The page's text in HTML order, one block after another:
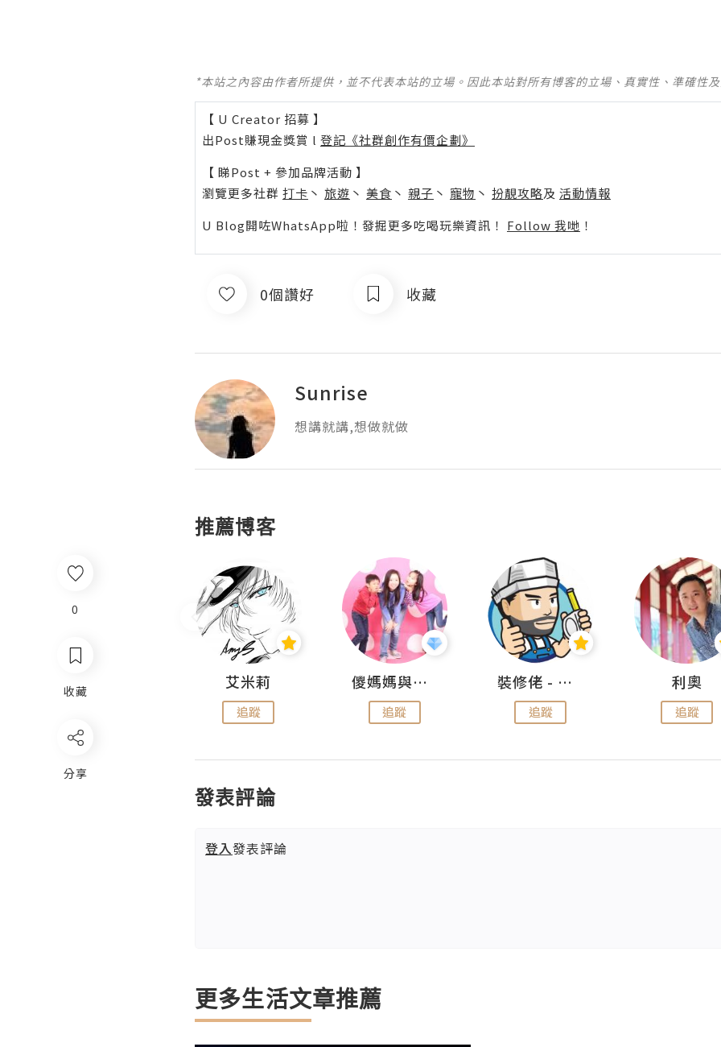
0
收藏
分享
*本站之內容由作者所提供，並不代表本站的立場。因此本站對所有博客的立場、真實性、準確性
【 U Creator 招募 】
出Post賺現金獎賞 l 登記《社群創作有價企劃》
【 睇Post + 參加品牌活動 】
瀏覽更多社群 打卡 丶 旅遊 丶 美食 丶 親子 丶 寵物 丶 扮靚攻略及 活動情報
U Blog開咗WhatsApp啦！發掘更多吃喝玩樂資訊！ Follow 我哋 ！
0個讚好 收藏
Sunrise
想講就講,想做就做
推薦博客
艾米莉
追蹤
儍媽媽與兩隻小魔怪之家
追蹤
裝修佬 - 香港一站式網上裝修平台
追蹤
利奧
追蹤
發表評論
登入發表評論
更多生活文章推薦